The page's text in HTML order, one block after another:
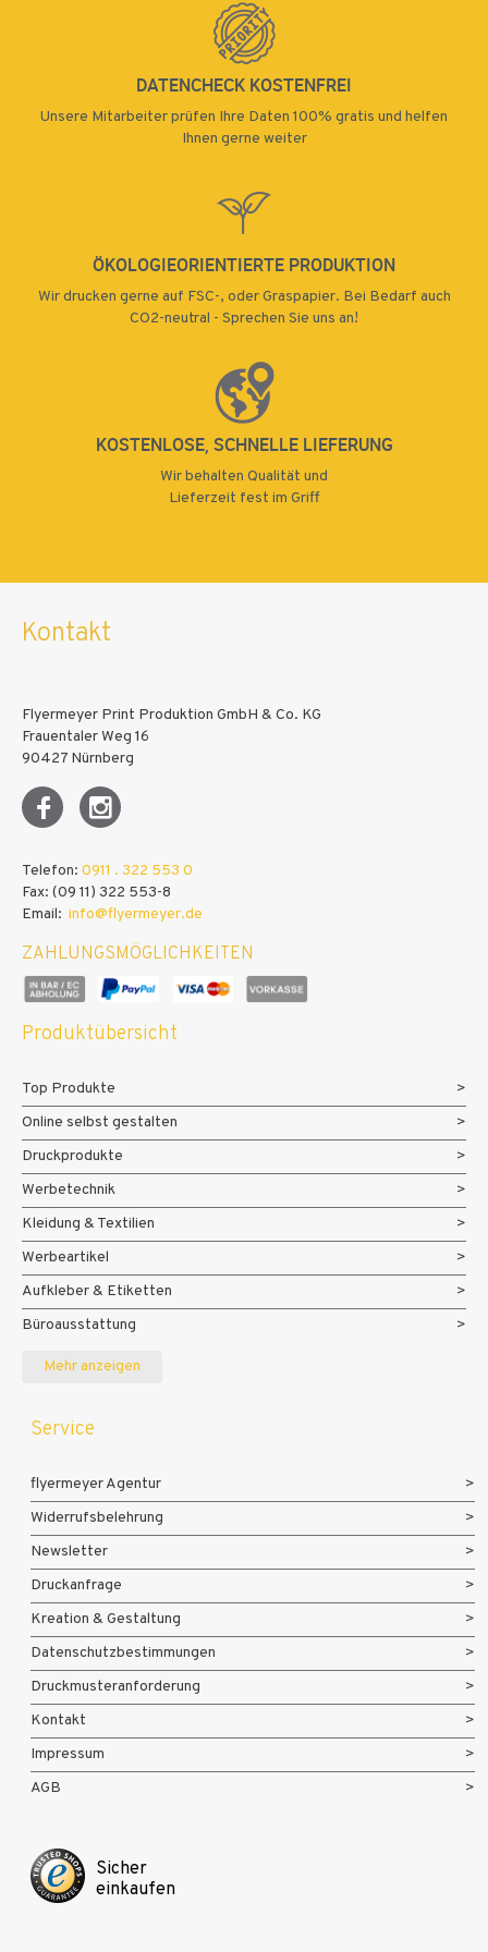
DATENCHECK KOSTENFREI
Unsere Mitarbeiter prüfen Ihre Daten 100% gratis und helfen
Ihnen gerne weiter
ÖKOLOGIEORIENTIERTE PRODUKTION
Wir drucken gerne auf FSC-, oder Graspapier. Bei Bedarf auch
CO2-neutral - Sprechen Sie uns an!
KOSTENLOSE, SCHNELLE LIEFERUNG
Wir behalten Qualität und
Lieferzeit fest im Griff
Kontakt
Flyermeyer Print Produktion GmbH & Co. KG
Frauentaler Weg 16
90427 Nürnberg
Telefon: 0911 . 322 553 0
Fax: (09 11) 322 553-8
Email: info@flyermeyer.de
ZAHLUNGSMÖGLICHKEITEN
Produktübersicht
Top Produkte
Online selbst gestalten
Druckprodukte
Werbetechnik
Kleidung & Textilien
Werbeartikel
Aufkleber & Etiketten
Büroausstattung
Messe- und Eventmaterialien
Mehr anzeigen
Service
flyermeyer Agentur
Widerrufsbelehrung
Newsletter
Druckanfrage
Kreation & Gestaltung
Datenschutzbestimmungen
Druckmusteranforderung
Kontakt
Impressum
AGB
Sicher
einkaufen